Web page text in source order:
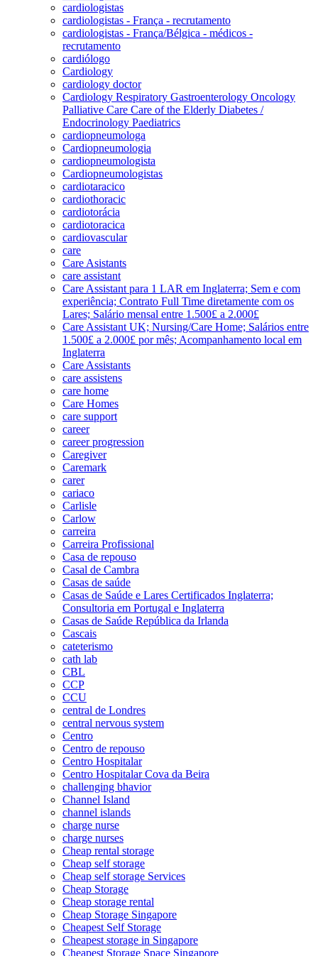
cardiologistas
cardiologistas - França - recrutamento
cardiologistas - França/Bélgica - médicos -
recrutamento
cardiólogo
Cardiology
cardiology doctor
Cardiology Respiratory Gastroenterology Oncology
Palliative Care Care of the Elderly Diabetes /
Endocrinology Paediatrics
cardiopneumologa
Cardiopneumologia
cardiopneumologista
Cardiopneumologistas
cardiotaracico
cardiothoracic
cardiotorácia
cardiotoracica
cardiovascular
care
Care Asistants
care assistant
Care Assistant para 1 LAR em Inglaterra; Sem e com
experiência; Contrato Full Time diretamente com os
Lares; Salário mensal entre 1.500£ a 2.000£
Care Assistant UK; Nursing/Care Home; Salários entre
1.500£ a 2.000£ por mês; Acompanhamento local em
Inglaterra
Care Assistants
care assistens
care home
Care Homes
care support
career
career progression
Caregiver
Caremark
carer
cariaco
Carlisle
Carlow
carreira
Carreira Profissional
Casa de repouso
Casal de Cambra
Casas de saúde
Casas de Saúde e Lares Certificados Inglaterra;
Consultoria em Portugal e Inglaterra
Casas de Saúde República da Irlanda
Cascais
cateterismo
cath lab
CBL
CCP
CCU
central de Londres
central nervous system
Centro
Centro de repouso
Centro Hospitalar
Centro Hospitalar Cova da Beira
challenging bhavior
Channel Island
channel islands
charge nurse
charge nurses
Cheap rental storage
Cheap self storage
Cheap self storage Services
Cheap Storage
Cheap storage rental
Cheap Storage Singapore
Cheapest Self Storage
Cheapest storage in Singapore
Cheapest Storage Space Singapore